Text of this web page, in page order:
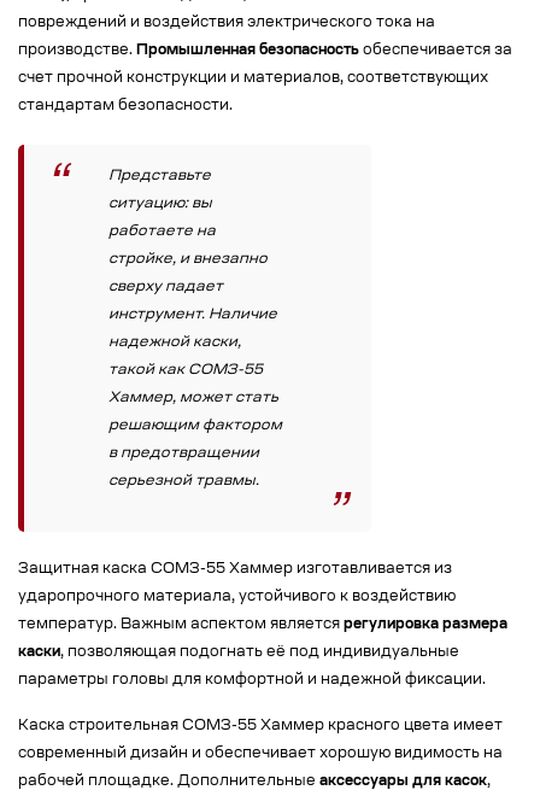
повреждений и воздействия электрического тока на
производстве. Промышленная безопасность обеспечивается за
счет прочной конструкции и материалов, соответствующих
стандартам безопасности.
Представьте
ситуацию: вы
работаете на
стройке, и внезапно
сверху падает
инструмент. Наличие
надежной каски,
такой как СОМЗ-55
Хаммер, может стать
решающим фактором
в предотвращении
серьезной травмы.
Защитная каска СОМЗ-55 Хаммер изготавливается из
ударопрочного материала, устойчивого к воздействию
температур. Важным аспектом является регулировка размера
каски, позволяющая подогнать её под индивидуальные
параметры головы для комфортной и надежной фиксации.
Каска строительная СОМЗ-55 Хаммер красного цвета имеет
современный дизайн и обеспечивает хорошую видимость на
рабочей площадке. Дополнительные аксессуары для касок,